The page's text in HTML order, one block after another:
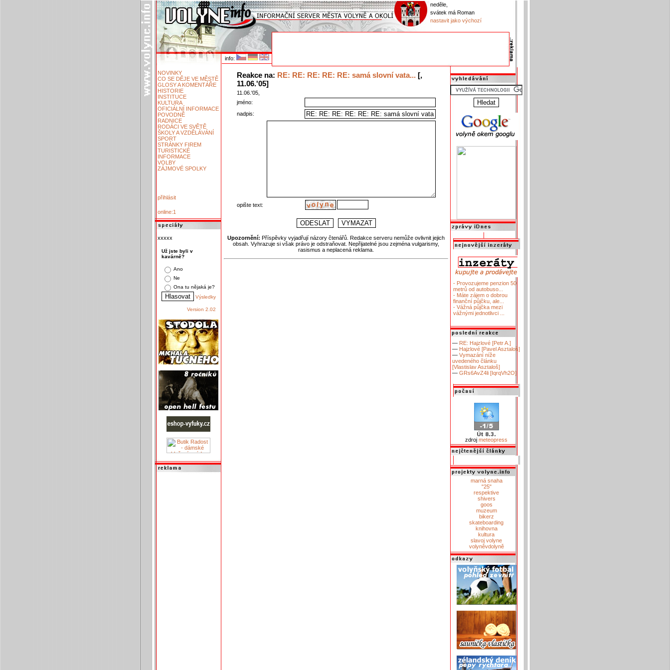
neděle,
svátek má Roman
nastavit jako výchozí
info:
NOVINKY
CO SE DĚJE VE MĚSTĚ
GLOSY A KOMENTÁŘE
HISTORIE
INSTITUCE
KULTURA
OFICIÁLNÍ INFORMACE
POVODNĚ
RADNICE
RODÁCI VE SVĚTĚ
ŠKOLY A VZDĚLÁVÁNÍ
SPORT
STRÁNKY FIREM
TURISTICKÉ
INFORMACE
VOLBY
ZÁJMOVÉ SPOLKY
přihlásit
online:1
xxxxx
Už jste byli v
kavárně?
Ano
Ne
Ona tu nějaká je?
Výsledky
Version 2.02
Reakce na: RE: RE: RE: RE: RE: samá slovní vata...[,
11.06.'05]
11.06.'05,
jméno:
nadpis:
opište text:
Upozornění: Příspěvky vyjadřují názory čtenářů. Redakce serveru nemůže ovlivnit jejich
obsah. Vyhrazuje si však právo je odstraňovat. Nepřijatelné jsou zejména vulgarismy,
rasismus a neplacená reklama.
- Provozujeme penzion 50
metrů od autobuso...
- Máte zájem o dobrou
finanční půjčku, ale...
- Vážná půjčka mezi
vážnými jednotlivci ...
— RE: Hajzlové [Petr A.]
— Hajzlové [Pavel Asztaloš]
— Vymazání níže
uvedeného článku
[Vlastislav Asztaloš]
— GRs6AvZ4li [IqrqVh2O]
zdroj meteopress
marná snaha
"25"
respektive
shivers
goos
muzeum
bikerz
skateboarding
knihovna
kultura
slavoj volyne
volyněvdolyně